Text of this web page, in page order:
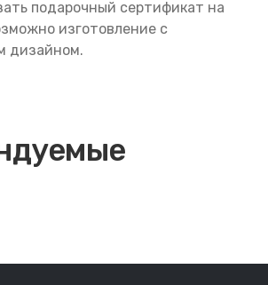
подарочный сертификат на
изготовление с
дизайном.